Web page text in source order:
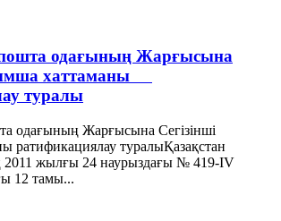
пошта одағының Жарғысына
хаттаманы
туралы
одағының Жарғысына Сегізінші
ратификациялау туралыҚазақстан
2011 жылғы 24 наурыздағы № 419-IV
12 тамы...